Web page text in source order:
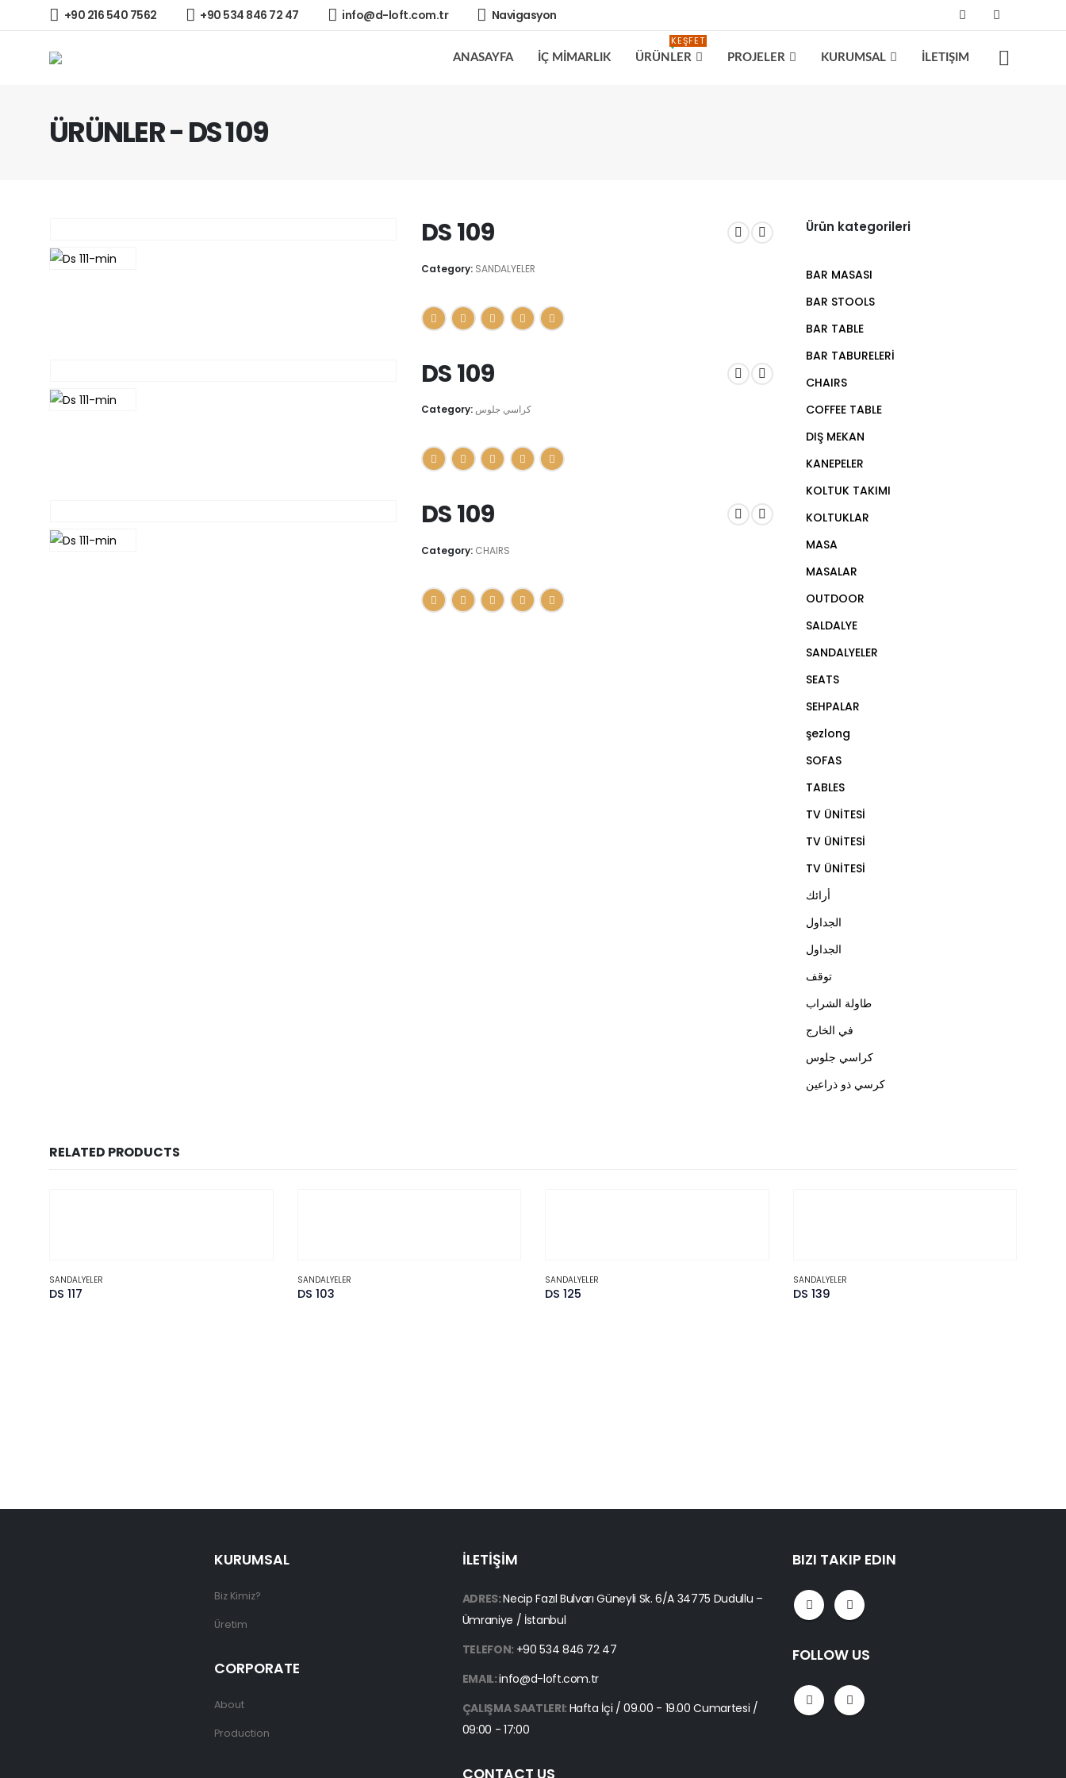
+90 216 540 7562 +90 534 846 72 47 info@d-loft.com.tr Navigasyon
ANASAYFA İÇ MİMARLIK ÜRÜNLER
KEŞFET
PROJELER KURUMSAL İLETIŞIM
ÜRÜNLER - DS 109
DS 109
Category: SANDALYELER
DS 109
Category: كراسي جلوس
DS 109
Category: CHAIRS
Ürün kategorileri
BAR MASASI
BAR STOOLS
BAR TABLE
BAR TABURELERİ
CHAIRS
COFFEE TABLE
DIŞ MEKAN
KANEPELER
KOLTUK TAKIMI
KOLTUKLAR
MASA
MASALAR
OUTDOOR
SALDALYE
SANDALYELER
SEATS
SEHPALAR
şezlong
SOFAS
TABLES
TV ÜNİTESİ
TV ÜNİTESİ
TV ÜNİTESİ
أرائك
الجداول
الجداول
توقف
طاولة الشراب
في الخارج
كراسي جلوس
كرسي ذو ذراعين
RELATED PRODUCTS
SANDALYELER
DS 117
SANDALYELER
DS 103
SANDALYELER
DS 125
SANDALYELER
DS 139
KURUMSAL
Biz Kimiz?
Üretim
CORPORATE
About
Production
İLETİŞİM
ADRES:Necip Fazıl Bulvarı Güneyli Sk. 6/A 34775 Dudullu –
Ümraniye / İstanbul
TELEFON: +90 534 846 72 47
EMAIL:info@d-loft.com.tr
ÇALIŞMA SAATLERI: Hafta İçi / 09.00 - 19.00 Cumartesi /
09:00 - 17:00
CONTACT US
BIZI TAKIP EDIN
FOLLOW US